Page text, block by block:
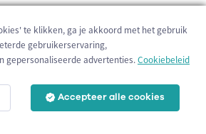
te klikken, ga je akkoord met het gebruik
gebruikerservaring,
gepersonaliseerde advertenties.Cookiebeleid
Accepteer alle cookies